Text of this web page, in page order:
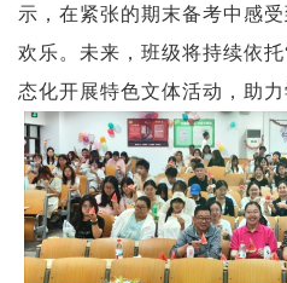
示，在紧张的期末备考中感
欢乐。未来，班级将持续依托
态化开展特色文体活动，助力